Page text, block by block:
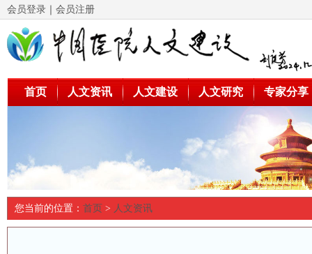
会员登录 ｜ 会员注册
首页 人文资讯 人文建设 人文研究 专家分享
您当前的位置： 首页 > 人文资讯